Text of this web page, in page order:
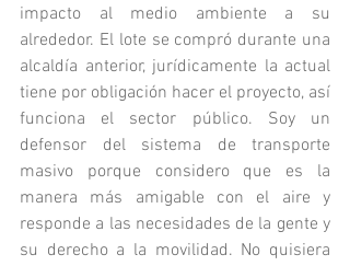
impacto al medio ambiente a su
alrededor. El lote se compró durante una
alcaldía anterior, jurídicamente la actual
tiene por obligación hacer el proyecto, así
funciona el sector público. Soy un
defensor del sistema de transporte
masivo porque considero que es la
manera más amigable con el aire y
responde a las necesidades de la gente y
su derecho a la movilidad. No quisiera